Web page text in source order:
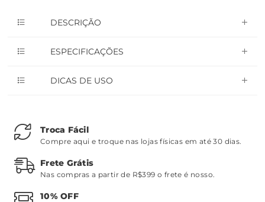
DESCRIÇÃO
ESPECIFICAÇÕES
DICAS DE USO
Troca Fácil
Compre aqui e troque nas lojas físicas em até 30 dias.
Frete Grátis
Nas compras a partir de R$399 o frete é nosso.
10% OFF